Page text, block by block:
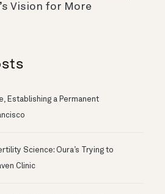
Vision for More
Establishing a Permanent
Science: Oura’s Trying to
Clinic